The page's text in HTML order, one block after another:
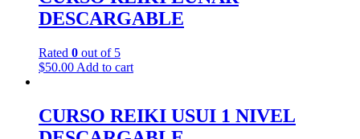
DESCARGABLE
Rated 0 out of 5
$50.00 Add to cart
CURSO REIKI USUI 1 NIVEL